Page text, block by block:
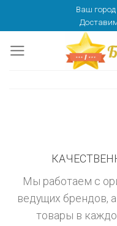
content
Ваш город
Мы работаем с
ведущих брендов,
товары в
изменить